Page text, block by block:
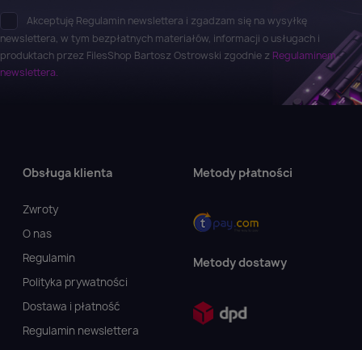
Akceptuję Regulamin newslettera i zgadzam się na wysyłkę
newslettera, w tym bezpłatnych materiałów, informacji o usługach i
produktach przez FilesShop Bartosz Ostrowski zgodnie z Regulaminem
newslettera.
Obsługa klienta
Zwroty
O nas
Regulamin
Polityka prywatności
Dostawa i płatność
Regulamin newslettera
Metody płatności
Metody dostawy